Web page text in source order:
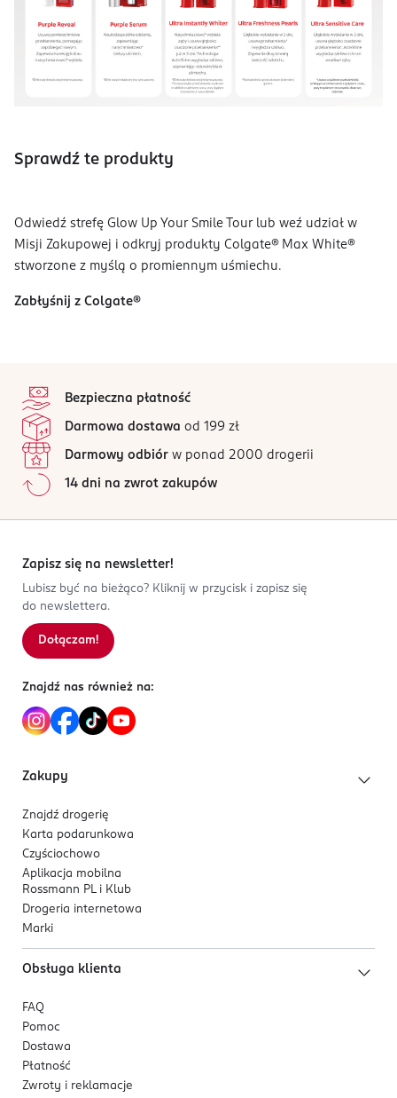
Sprawdź te produkty
Odwiedź strefę Glow Up Your Smile Tour lub weź udział w
Misji Zakupowej i odkryj produkty Colgate® Max White®
stworzone z myślą o promiennym uśmiechu.
Zabłyśnij z Colgate®
Bezpieczna płatność
Darmowa dostawa od 199 zł
Darmowy odbiór w ponad 2000 drogerii
14 dni na zwrot zakupów
Zapisz się na newsletter!
Lubisz być na bieżąco? Kliknij w przycisk i zapisz się
do newslettera.
Dołączam!
Znajdź nas również na:
Zakupy
Znajdź drogerię
Karta podarunkowa
Czyściochowo
Aplikacja mobilna
Rossmann PL i Klub
Drogeria internetowa
Marki
Obsługa klienta
FAQ
Pomoc
Dostawa
Płatność
Zwroty i reklamacje